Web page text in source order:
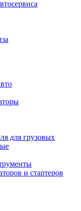
для грузовых
и стартеров